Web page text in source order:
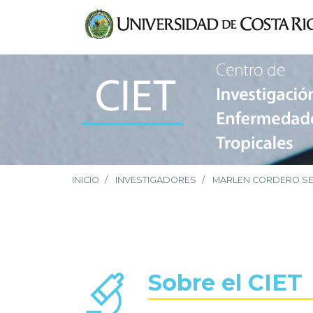
INICIO INVESTIGADORES MARLEN CORDERO
Sobre el CIET